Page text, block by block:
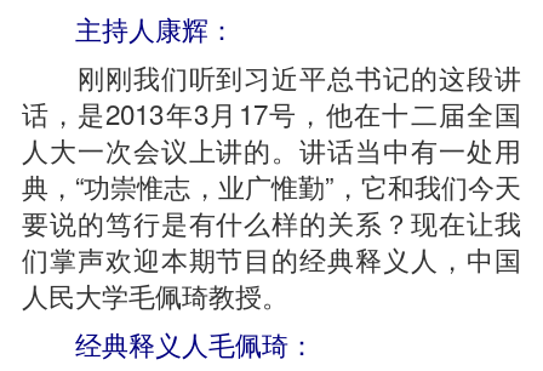
主持人康辉：
刚刚我们听到习近平总书记的这段讲
话，是2013年3月17号，他在十二届全国
人大一次会议上讲的。讲话当中有一处用
典，“功崇惟志，业广惟勤”，它和我们今天
要说的笃行是有什么样的关系？现在让我
们掌声欢迎本期节目的经典释义人，中国
人民大学毛佩琦教授。
经典释义人毛佩琦：